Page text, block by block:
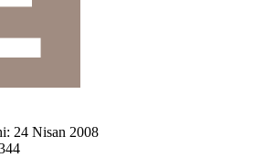
24 Nisan 2008